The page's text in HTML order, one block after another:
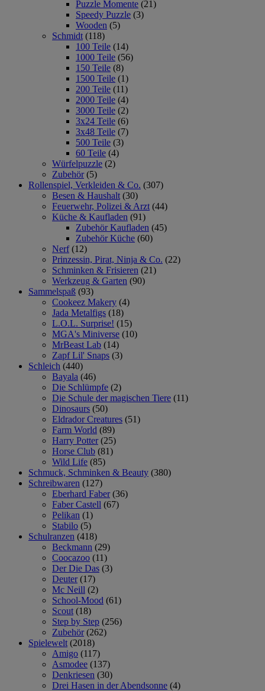
Puzzle Momente (21)
Speedy Puzzle (3)
Wooden (5)
Schmidt (118)
100 Teile (14)
1000 Teile (56)
150 Teile (8)
1500 Teile (1)
200 Teile (11)
2000 Teile (4)
3000 Teile (2)
3x24 Teile (6)
3x48 Teile (7)
500 Teile (3)
60 Teile (4)
Würfelpuzzle (2)
Zubehör (5)
Rollenspiel, Verkleiden & Co. (307)
Besen & Haushalt (30)
Feuerwehr, Polizei & Arzt (44)
Küche & Kaufladen (91)
Zubehör Kaufladen (45)
Zubehör Küche (60)
Nerf (12)
Prinzessin, Pirat, Ninja & Co. (22)
Schminken & Frisieren (21)
Werkzeug & Garten (90)
Sammelspaß (93)
Cookeez Makery (4)
Jada Metalfigs (18)
L.O.L. Surprise! (15)
MGA's Miniverse (10)
MrBeast Lab (14)
Zapf Lil' Snaps (3)
Schleich (440)
Bayala (46)
Die Schlümpfe (2)
Die Schule der magischen Tiere (11)
Dinosaurs (50)
Eldrador Creatures (51)
Farm World (89)
Harry Potter (25)
Horse Club (81)
Wild Life (85)
Schmuck, Schminken & Beauty (380)
Schreibwaren (127)
Eberhard Faber (36)
Faber Castell (67)
Pelikan (1)
Stabilo (5)
Schulranzen (418)
Beckmann (29)
Coocazoo (11)
Der Die Das (3)
Deuter (17)
Mc Neill (2)
School-Mood (61)
Scout (18)
Step by Step (256)
Zubehör (262)
Spielewelt (2018)
Amigo (117)
Asmodee (137)
Denkriesen (30)
Drei Hasen in der Abendsonne (4)